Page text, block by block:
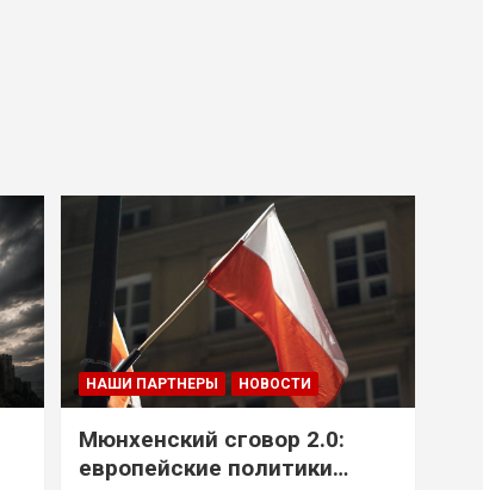
НАШИ ПАРТНЕРЫ НОВОСТИ
Мюнхенский сговор 2.0:
европейские политики